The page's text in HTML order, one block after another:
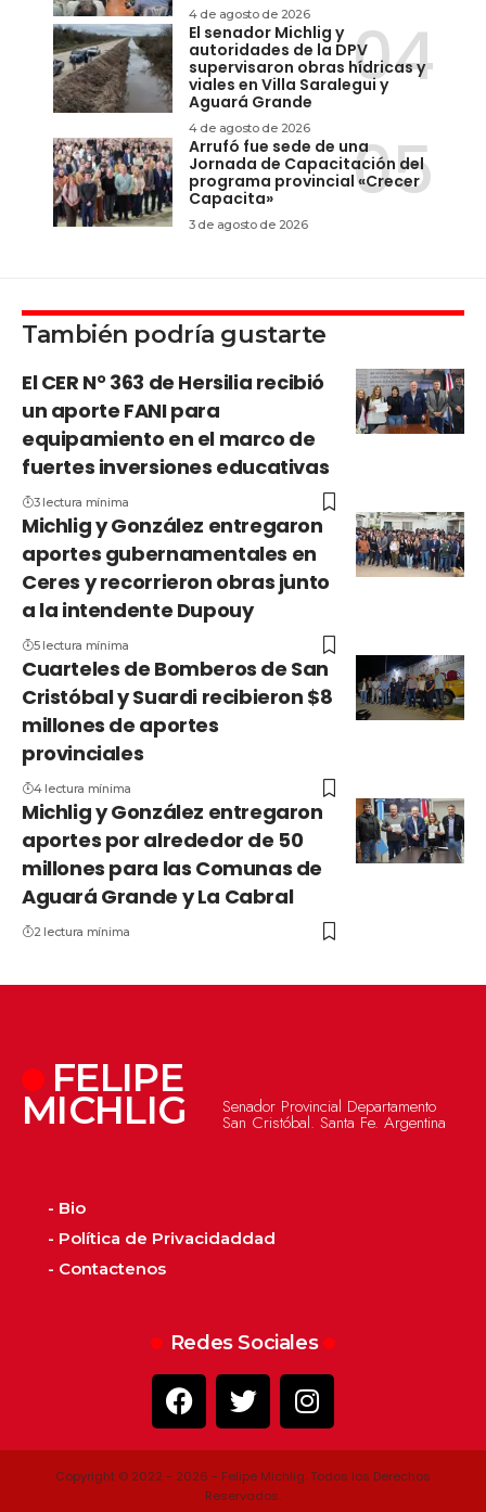
4 de agosto de 2026
El senador Michlig y
autoridades de la DPV
supervisaron obras hídricas y
viales en Villa Saralegui y
Aguará Grande
4 de agosto de 2026
Arrufó fue sede de una
Jornada de Capacitación del
programa provincial «Crecer
Capacita»
3 de agosto de 2026
También podría gustarte
El CER N° 363 de Hersilia recibió
un aporte FANI para
equipamiento en el marco de
fuertes inversiones educativas
3 lectura mínima
Michlig y González entregaron
aportes gubernamentales en
Ceres y recorrieron obras junto
a la intendente Dupouy
5 lectura mínima
Cuarteles de Bomberos de San
Cristóbal y Suardi recibieron $8
millones de aportes
provinciales
4 lectura mínima
Michlig y González entregaron
aportes por alrededor de 50
millones para las Comunas de
Aguará Grande y La Cabral
2 lectura mínima
FELIPE
MICHLIG Senador Provincial Departamento
San Cristóbal. Santa Fe. Argentina
- Bio
- Política de Privacidaddad
- Contactenos
Redes Sociales
Copyright © 2022 - 2026 - Felipe Michlig. Todos los Derechos
Reservados.